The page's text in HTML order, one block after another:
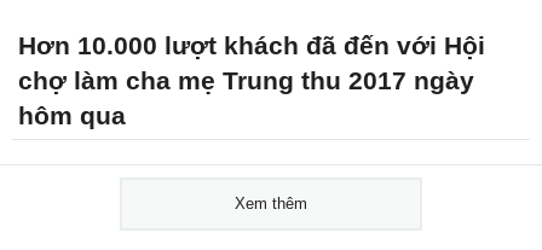
Hơn 10.000 lượt khách đã đến với Hội
chợ làm cha mẹ Trung thu 2017 ngày
hôm qua
Xem thêm